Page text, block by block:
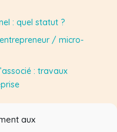
aux
: quel statut ?
/ micro-
: travaux